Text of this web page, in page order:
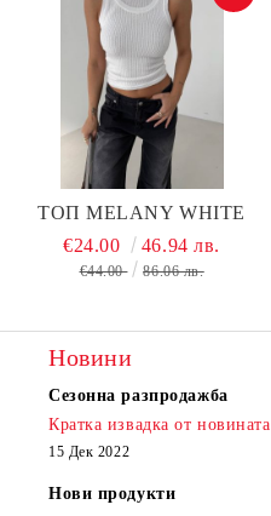
ТОП MELANY WHITE
€24.00 46.94 лв.
€44.00 86.06 лв.
Новини
Сезонна разпродажба
Кратка извадка от новината
15 Дек 2022
Нови продукти